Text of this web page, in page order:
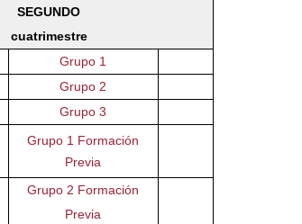
SEGUNDO
cuatrimestre
Grupo 1
Grupo 2
Grupo 3
Grupo 1 Formación
Previa
Grupo 2 Formación
Previa